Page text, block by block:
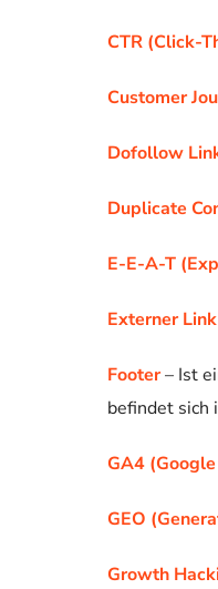
CTR (Click-
Customer
Dofollow
Duplicate
E-E-A-T
Externer Link
Footer– Ist
befindet sich
GA4
GEO
Growth